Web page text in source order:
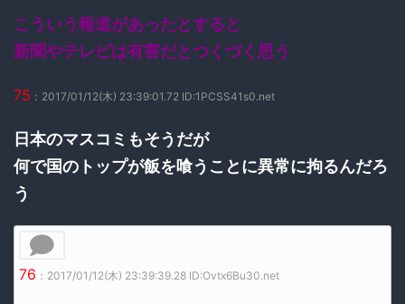
こういう報道があったとすると
新聞やテレビは有害だとつくづく思う
75 ：2017/01/12(木) 23:39:01.72 ID:1PCSS41s0.net
日本のマスコミもそうだが
何で国のトップが飯を喰うことに異常に拘るんだろ
う
76 ：2017/01/12(木) 23:39:39.28 ID:Ovtx6Bu30.net